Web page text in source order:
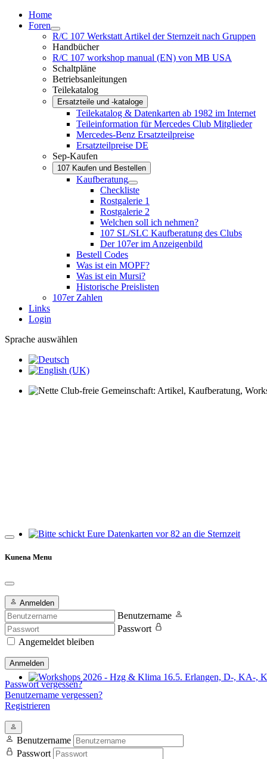
Home
Foren
R/C 107 Werkstatt Artikel der Sternzeit nach Gruppen
Handbücher
R/C 107 workshop manual (EN) von MB USA
Schaltpläne
Betriebsanleitungen
Teilekatalog
Ersatzteile und -kataloge
Teilekatalog & Datenkarten ab 1982 im Internet
Teileinformation für Mercedes Club Mitglieder
Mercedes-Benz Ersatzteilpreise
Ersatzteilpreise DE
Sep-Kaufen
107 Kaufen und Bestellen
Kaufberatung
Checkliste
Rostgalerie 1
Rostgalerie 2
Welchen soll ich nehmen?
107 SL/SLC Kaufberatung des Clubs
Der 107er im Anzeigenbild
Bestell Codes
Was ist ein MOPF?
Was ist ein Mursi?
Historische Preislisten
107er Zahlen
Links
Login
Sprache auswählen
Workshops 2026 - Hzg & Klima 16.5. Erlangen, D-, KA-, KE-
Kunena Menu
Anmelden
Benutzername
Passwort
Angemeldet bleiben
Anmelden
Passwort vergessen?
Benutzername vergessen?
Registrieren
Benutzername
Passwort